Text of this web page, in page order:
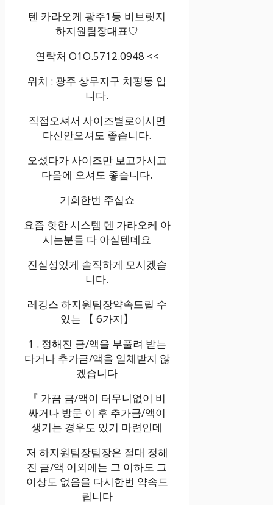
텐 카라오케 광주1등 비브릿지
하지원팀장대표♡
연락처 O1O.5712.0948 <<
위치 : 광주 상무지구 치평동 입
니다.
직접오셔서 사이즈별로이시면
다신안오셔도 좋습니다.
오셨다가 사이즈만 보고가시고
다음에 오셔도 좋습니다.
기회한번 주십쇼
요즘 핫한 시스템 텐 가라오케 아
시는분들 다 아실텐데요
진실성있게 솔직하게 모시겠습
니다.
레깅스 하지원팀장약속드릴 수
있는 【 6가지】
1 . 정해진 금/액을 부풀려 받는
다거나 추가금/액을 일체받지 않
겠습니다
『 가끔 금/액이 터무니없이 비
싸거나 방문 이 후 추가금/액이
생기는 경우도 있기 마련인데
저 하지원팀장팀장은 절대 정해
진 금/액 이외에는 그 이하도 그
이상도 없음을 다시한번 약속드
립니다